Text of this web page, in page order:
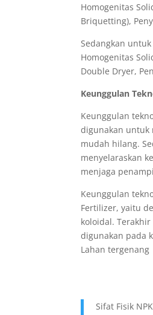
Homogenitas
Briquetting),
Sedangkan
Homogenitas
Double Dryer,
Keunggulan
Keunggulan
digunakan untuk
mudah hilang.
menyelaraskan
menjaga
Keunggulan
Fertilizer, yaitu
koloidal.
digunakan pada
Lahan tergenang
Sifat Fisik